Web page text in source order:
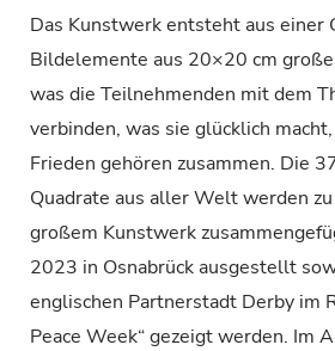
Das Kunstwerk entsteht aus einer
Bildelemente aus 20×20 cm
was die Teilnehmenden mit dem
verbinden, was sie glücklich
Frieden gehören zusammen. Die
Quadrate aus aller Welt werden
großem Kunstwerk
2023 in Osnabrück ausgestellt
englischen Partnerstadt Derby im
Peace Week“ gezeigt werden. Im